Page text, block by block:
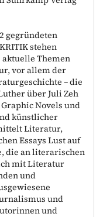
gegründeten
stehen
Themen
vor allem der
– die
über Juli Zeh
Novels und
künstlicher
Literatur,
Essays Lust auf
die an literarischen
mit Literatur
und
und
und